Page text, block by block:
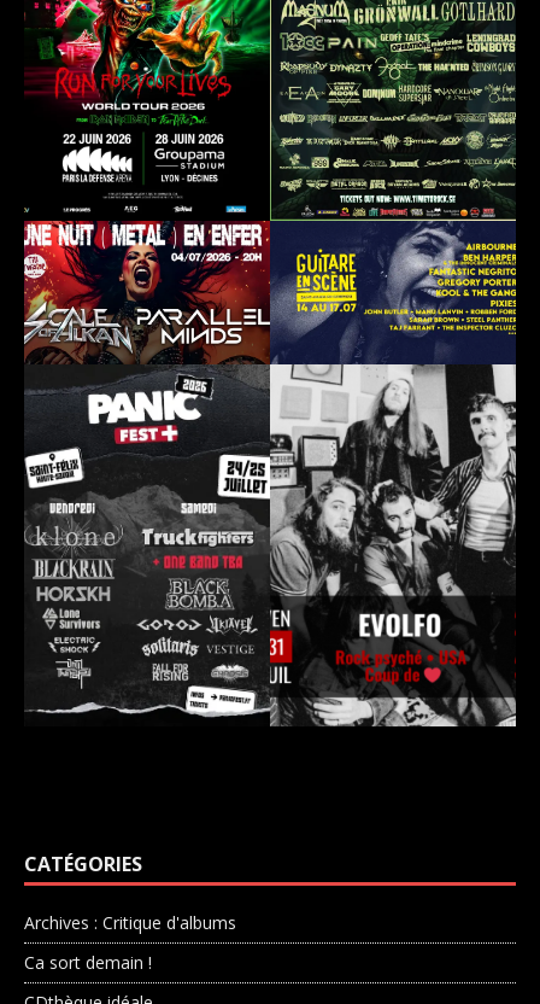
CATÉGORIES
Archives : Critique d'albums
Ca sort demain !